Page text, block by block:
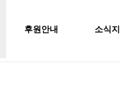
후원안내 소식지